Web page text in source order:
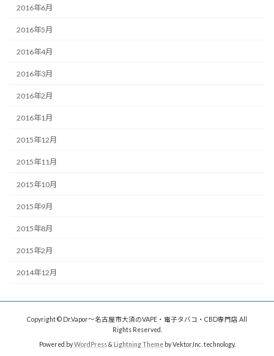
2016年6月
2016年5月
2016年4月
2016年3月
2016年2月
2016年1月
2015年12月
2015年11月
2015年10月
2015年9月
2015年8月
2015年2月
2014年12月
Copyright © Dr.Vapor〜名古屋市大須のVAPE・電子タバコ・CBD専門店 All
Rights Reserved.
Powered byWordPress& Lightning Themeby Vektor,Inc. technology.